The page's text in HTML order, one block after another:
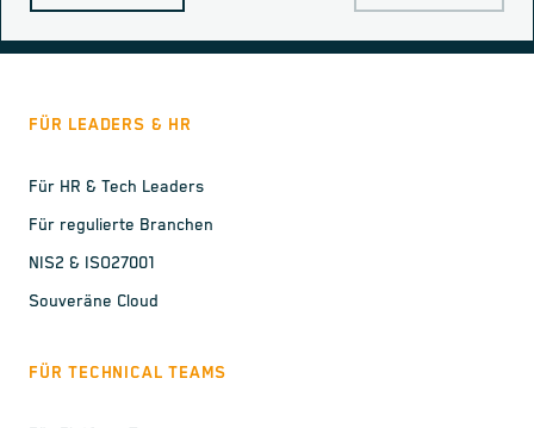
FÜR LEADERS & HR
Für HR & Tech Leaders
Für regulierte Branchen
NIS2 & ISO27001
Souveräne Cloud
FÜR TECHNICAL TEAMS